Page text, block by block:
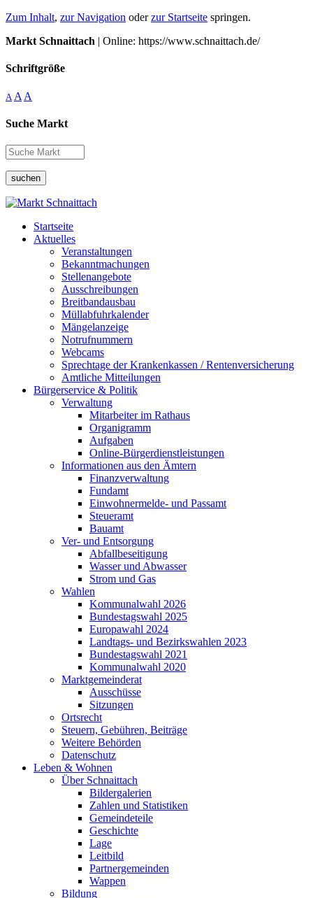
Zum Inhalt, zur Navigation oderzur Startseite springen.
Markt Schnaittach | Online: https://www.schnaittach.de/
Schriftgröße
A A A
Suche Markt
suchen
Startseite
Aktuelles
Veranstaltungen
Bekanntmachungen
Stellenangebote
Ausschreibungen
Breitbandausbau
Müllabfuhrkalender
Mängelanzeige
Notrufnummern
Webcams
Sprechtage der Krankenkassen / Rentenversicherung
Amtliche Mitteilungen
Bürgerservice & Politik
Verwaltung
Mitarbeiter im Rathaus
Organigramm
Aufgaben
Online-Bürgerdienstleistungen
Informationen aus den Ämtern
Finanzverwaltung
Fundamt
Einwohnermelde- und Passamt
Steueramt
Bauamt
Ver- und Entsorgung
Abfallbeseitigung
Wasser und Abwasser
Strom und Gas
Wahlen
Kommunalwahl 2026
Bundestagswahl 2025
Europawahl 2024
Landtags- und Bezirkswahlen 2023
Bundestagswahl 2021
Kommunalwahl 2020
Marktgemeinderat
Ausschüsse
Sitzungen
Ortsrecht
Steuern, Gebühren, Beiträge
Weitere Behörden
Datenschutz
Leben & Wohnen
Über Schnaittach
Bildergalerien
Zahlen und Statistiken
Gemeindeteile
Geschichte
Lage
Leitbild
Partnergemeinden
Wappen
Bildung